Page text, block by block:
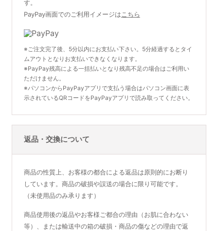
す。
PayPay画面でのご利用イメージは こちら
※ご注文完了後、5分以内にお支払い下さい。5分経過するとタイ
ムアウトとなりお支払いできなくなります。
※PayPay残高による一括払いとなり残高不足の場合はご利用い
ただけません。
※パソコンからPayPayアプリで支払う場合はパソコン画面に表
示されているQRコードをPayPayアプリで読み取ってください。
返品・交換について
商品の性質上、お客様の都合による返品は原則的にお断り
しています。商品の破損や誤送の場合に限り可能です。
（未使用品のみ承ります）
商品使用後の返品やお客様ご都合の理由（お肌に合わない
等）、または輸送中の箱の破損・商品の傷などの理由で返